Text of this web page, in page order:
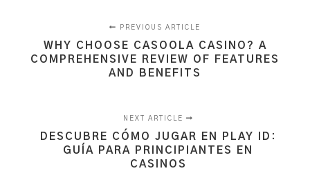
PREVIOUS ARTICLE
WHY CHOOSE CASOOLA CASINO? A
COMPREHENSIVE REVIEW OF FEATURES
AND BENEFITS
NEXT ARTICLE
DESCUBRE CÓMO JUGAR EN PLAY ID:
GUÍA PARA PRINCIPIANTES EN
CASINOS